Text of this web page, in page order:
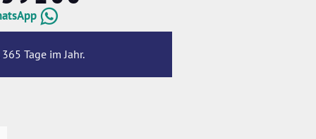
Tage im Jahr.